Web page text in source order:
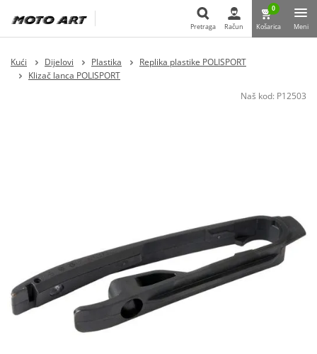
Pretraga Račun
0
Košarica Meni
Kući Dijelovi Plastika
Replika plastike POLISPORT
Klizač lanca POLISPORT
Naš kod: P12503